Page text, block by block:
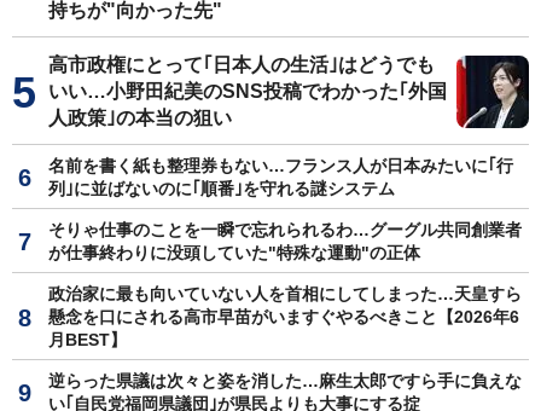
持ちが"向かった先"
高市政権にとって｢日本人の生活｣はどうでも
いい…小野田紀美のSNS投稿でわかった｢外国
人政策｣の本当の狙い
名前を書く紙も整理券もない…フランス人が日本みたいに｢行
列｣に並ばないのに｢順番｣を守れる謎システム
そりゃ仕事のことを一瞬で忘れられるわ…グーグル共同創業者
が仕事終わりに没頭していた"特殊な運動"の正体
政治家に最も向いていない人を首相にしてしまった…天皇すら
懸念を口にされる高市早苗がいますぐやるべきこと【2026年6
月BEST】
逆らった県議は次々と姿を消した…麻生太郎ですら手に負えな
い｢自民党福岡県議団｣が県民よりも大事にする掟